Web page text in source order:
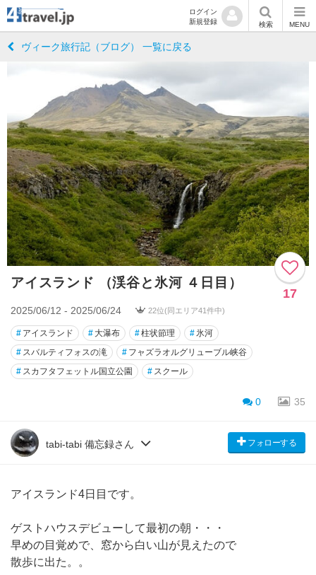
ログイン
新規登録
検索 MENU
ヴィーク旅行記（ブログ） 一覧に戻る
アイスランド （渓谷と氷河 ４日目）
17
2025/06/12 - 2025/06/24 22位(同エリア41件中)
# アイスランド # 大瀑布 #柱状節理 #氷河
# スバルティフォスの滝 # フャズラオルグリューブル峡谷
# スカフタフェットル国立公園 # スクール
0 35
tabi-tabi 備忘録さん フォローする
アイスランド4日目です。
ゲストハウスデビューして最初の朝・・・
早めの目覚めで、窓から白い山が見えたので
散歩に出た。。